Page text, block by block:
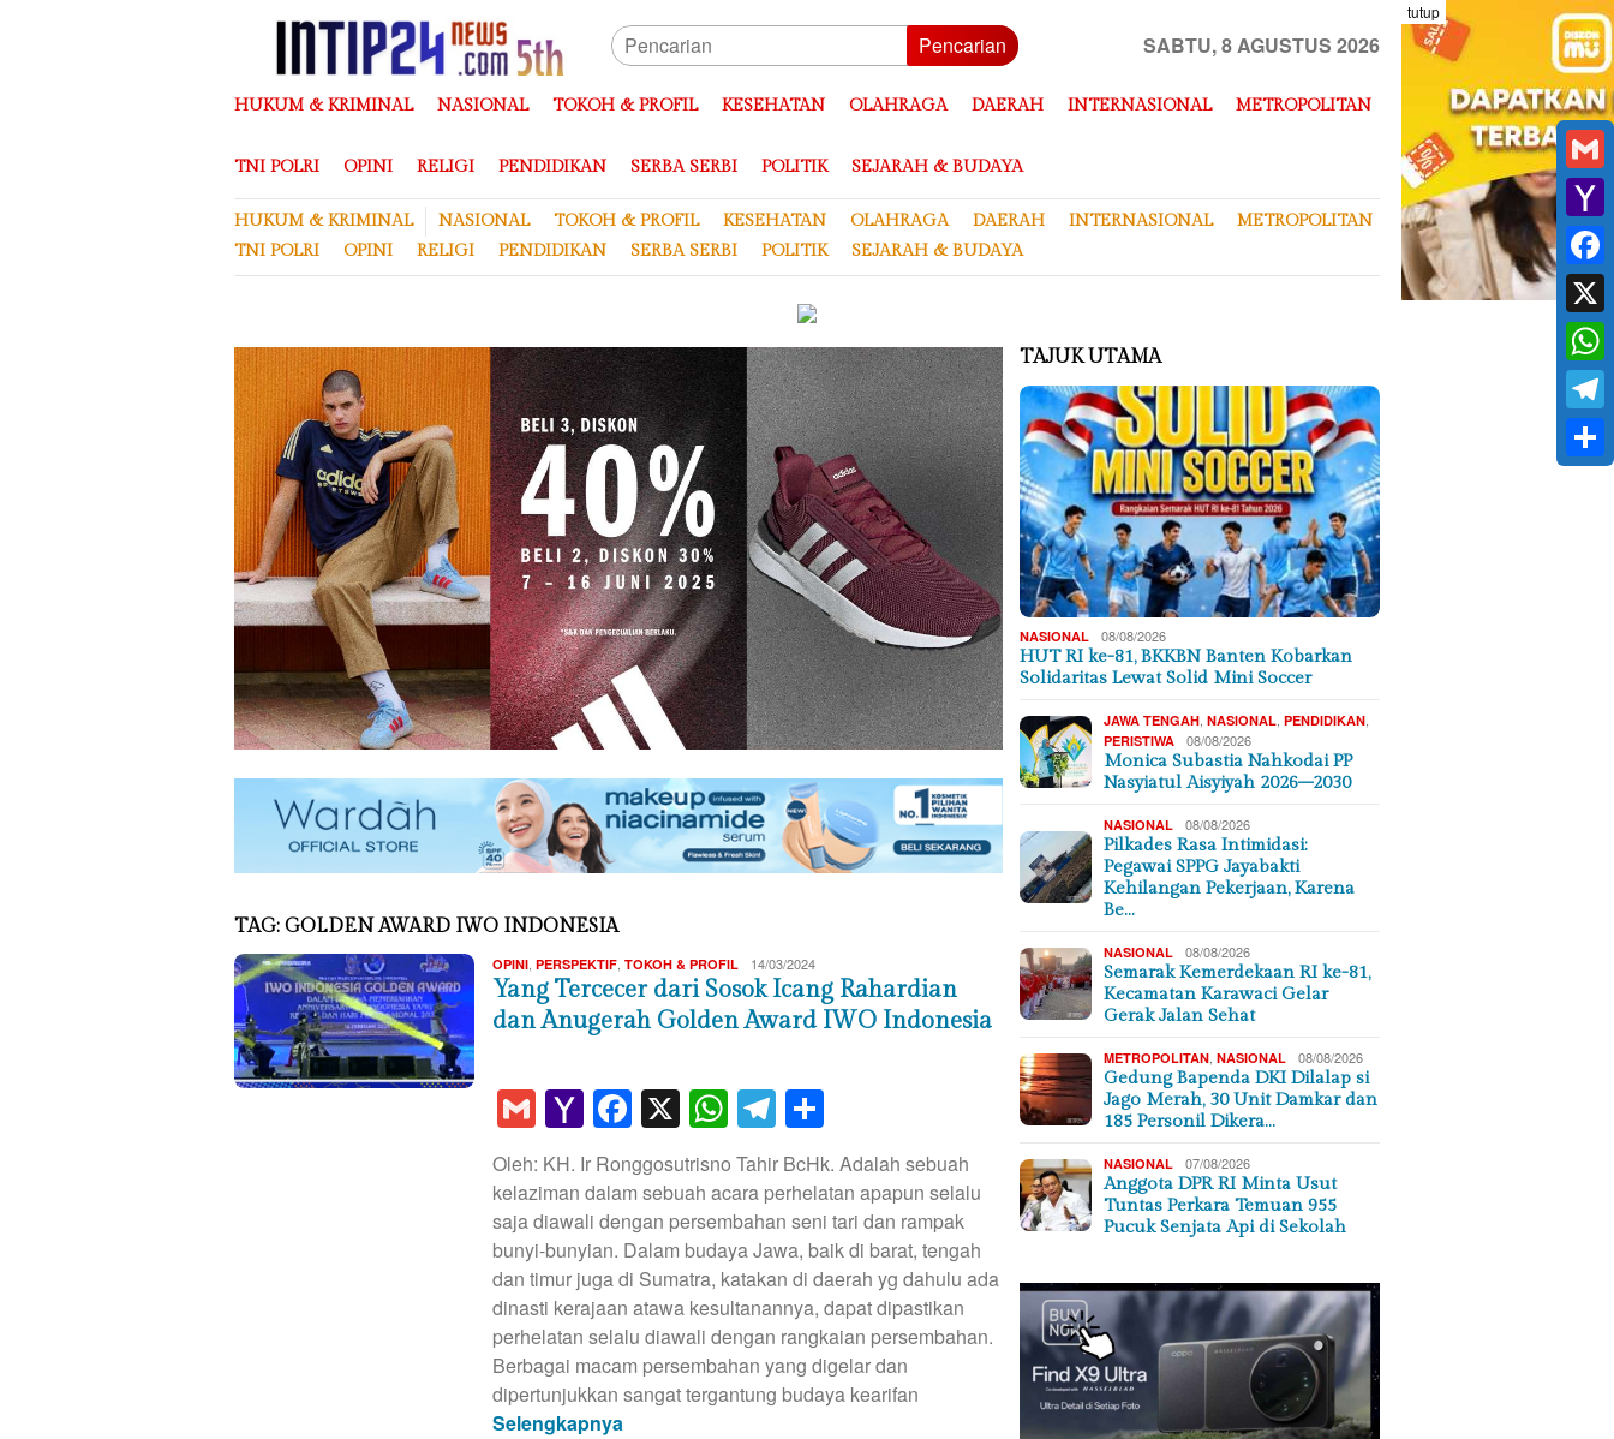
tutup
Pencarian SABTU, 8 AGUSTUS 2026
HUKUM & KRIMINAL NASIONAL TOKOH & PROFIL KESEHATAN OLAHRAGA DAERAH INTERNASIONAL METROPOLITAN
TNI POLRI OPINI RELIGI PENDIDIKAN SERBA SERBI POLITIK SEJARAH & BUDAYA
HUKUM & KRIMINAL NASIONAL TOKOH & PROFIL KESEHATAN OLAHRAGA DAERAH INTERNASIONAL
METROPOLITAN
TNI POLRI
OPINI RELIGI PENDIDIKAN SERBA SERBI POLITIK SEJARAH & BUDAYA
TAG: GOLDEN AWARD IWO INDONESIA
OPINI, PERSPEKTIF, TOKOH & PROFILHasan
M
14/03/2024
Yang Tercecer dari Sosok Icang Rahardian
dan Anugerah Golden Award IWO Indonesia
GmailYahoo
Mail
Facebook
X WhatsApp
Telegram
Oleh: KH. Ir Ronggosutrisno Tahir BcHk. Adalah sebuah
kelaziman dalam sebuah acara perhelatan apapun selalu
saja diawali dengan persembahan seni tari dan rampak
bunyi-bunyian. Dalam budaya Jawa, baik di barat, tengah
dan timur juga di Sumatra, katakan di daerah yg dahulu ada
dinasti kerajaan atawa kesultanannya, dapat dipastikan
perhelatan selalu diawali dengan rangkaian persembahan.
Berbagai macam persembahan yang digelar dan
dipertunjukkan sangat tergantung budaya kearifan
Selengkapnya
TAJUK UTAMA
NASIONAL 08/08/2026
HUT RI ke-81, BKKBN Banten Kobarkan
Solidaritas Lewat Solid Mini Soccer
JAWA TENGAH ,NASIONAL ,PENDIDIKAN
PERISTIWA 08/08/2026
Monica Subastia Nahkodai PP
Nasyiatul Aisyiyah 2026–2030
NASIONAL 08/08/2026
Pilkades Rasa Intimidasi:
Pegawai SPPG Jayabakti
Kehilangan Pekerjaan, Karena
Be…
NASIONAL 08/08/2026
Semarak Kemerdekaan RI ke-81,
Kecamatan Karawaci Gelar
Gerak Jalan Sehat
METROPOLITAN ,NASIONAL 08/08/2026
Gedung Bapenda DKI Dilalap si
Jago Merah, 30 Unit Damkar dan
185 Personil Dikera…
NASIONAL 07/08/2026
Anggota DPR RI Minta Usut
Tuntas Perkara Temuan 955
Pucuk Senjata Api di Sekolah
Mail
X